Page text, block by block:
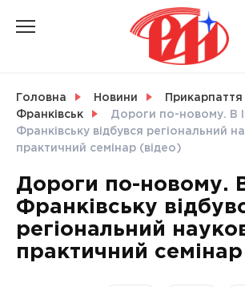
СВІТ
УКРАЇНА
Головна Новини Прикарпаття
Франківськ
Дороги по-новому. В
Франківську відбувся регіональний
практичний семінар (відео)
Дороги по-новому.
Франківську
регіональний
практичний